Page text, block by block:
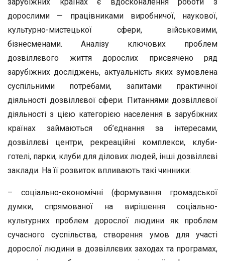
дорослими — працівниками виробничої, наукової,
культурно-мистецької сфери, військовими,
бізнесменами. Аналізу ключових проблем
дозвіллєвого життя дорослих присвячено ряд
зарубіжних досліджень, актуальність яких зумовлена
суспільними потребами, запитами практичної
діяльності дозвіллєвої сфери. Питаннями дозвіллєвої
діяльності з цією категорією населення в зарубіжних
країнах займаються об’єднання за інтересами,
дозвіллєві центри, рекреаційні комплекси, клуби-
готелі, парки, клуби для ділових людей, інші дозвіллєві
заклади. На її розвиток впливають такі чинники:
– соціально-економічні (формування громадської
думки, спрямованої на вирішення соціально-
культурних проблем дорослої людини як проблем
сучасного суспільства, створення умов для участі
дорослої людини в дозвіллєвих заходах та програмах,